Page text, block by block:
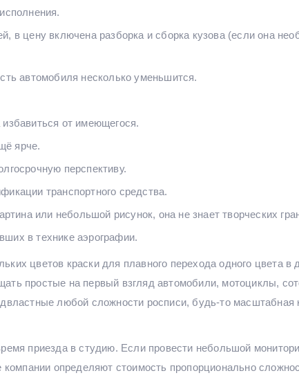
в цену включена разборка и сборка кузова (если она
автомобиля несколько уменьшится.
от имеющегося.
ярче.
перспективу.
транспортного средства.
или небольшой рисунок, она не знает творческих
в технике аэрографии.
цветов краски для плавного перехода одного цвета в
простые на первый взгляд автомобили, мотоциклы,
любой сложности росписи, будь-то масштабная
приезда в студию. Если провести небольшой
определяют стоимость пропорционально